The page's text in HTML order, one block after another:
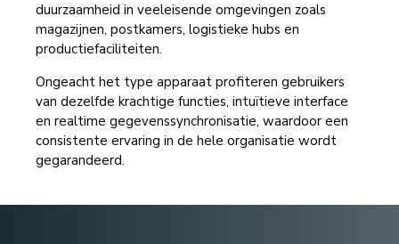
duurzaamheid in veeleisende omgevingen zoals
magazijnen, postkamers, logistieke hubs en
productiefaciliteiten.
Ongeacht het type apparaat profiteren gebruikers
van dezelfde krachtige functies, intuïtieve interface
en realtime gegevenssynchronisatie, waardoor een
consistente ervaring in de hele organisatie wordt
gegarandeerd.